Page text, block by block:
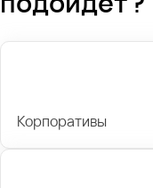
Корпоративы